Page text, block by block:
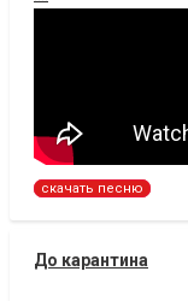
скачать песню
До карантина